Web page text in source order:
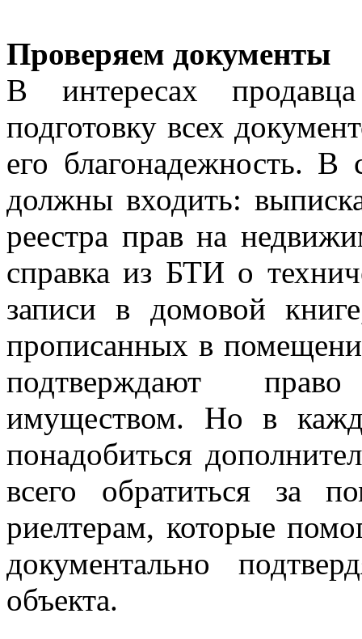
Проверяем документы
В интересах
подготовку всех
его благонадежность. В
должны входить:
реестра прав на
справка из БТИ о
записи в домовой
прописанных в
подтверждают
имуществом. Но в
понадобиться
всего обратиться за
риелтерам, которые
документально
объекта.